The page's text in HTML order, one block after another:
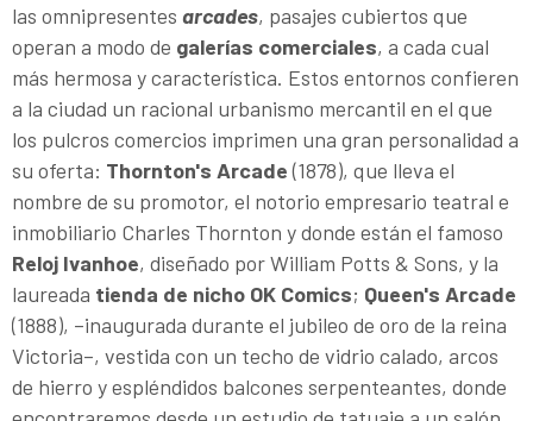
las omnipresentes arcades, pasajes cubiertos que
operan a modo de galerías comerciales, a cada cual
más hermosa y característica. Estos entornos confieren
a la ciudad un racional urbanismo mercantil en el que
los pulcros comercios imprimen una gran personalidad a
su oferta: Thornton's Arcade(1878), que lleva el
nombre de su promotor, el notorio empresario teatral e
inmobiliario Charles Thornton y donde están el famoso
Reloj Ivanhoe, diseñado por William Potts & Sons, y la
laureada tienda de nicho OK Comics; Queen's Arcade
(1888), –inaugurada durante el jubileo de oro de la reina
Victoria–, vestida con un techo de vidrio calado, arcos
de hierro y espléndidos balcones serpenteantes, donde